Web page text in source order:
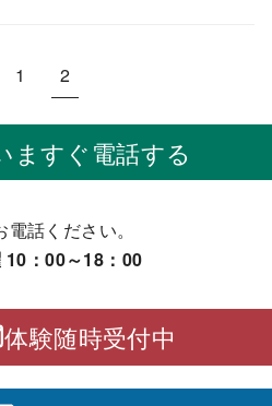
1 2
ますぐ電話する
話ください。
10：00～18：00
体験随時受付中